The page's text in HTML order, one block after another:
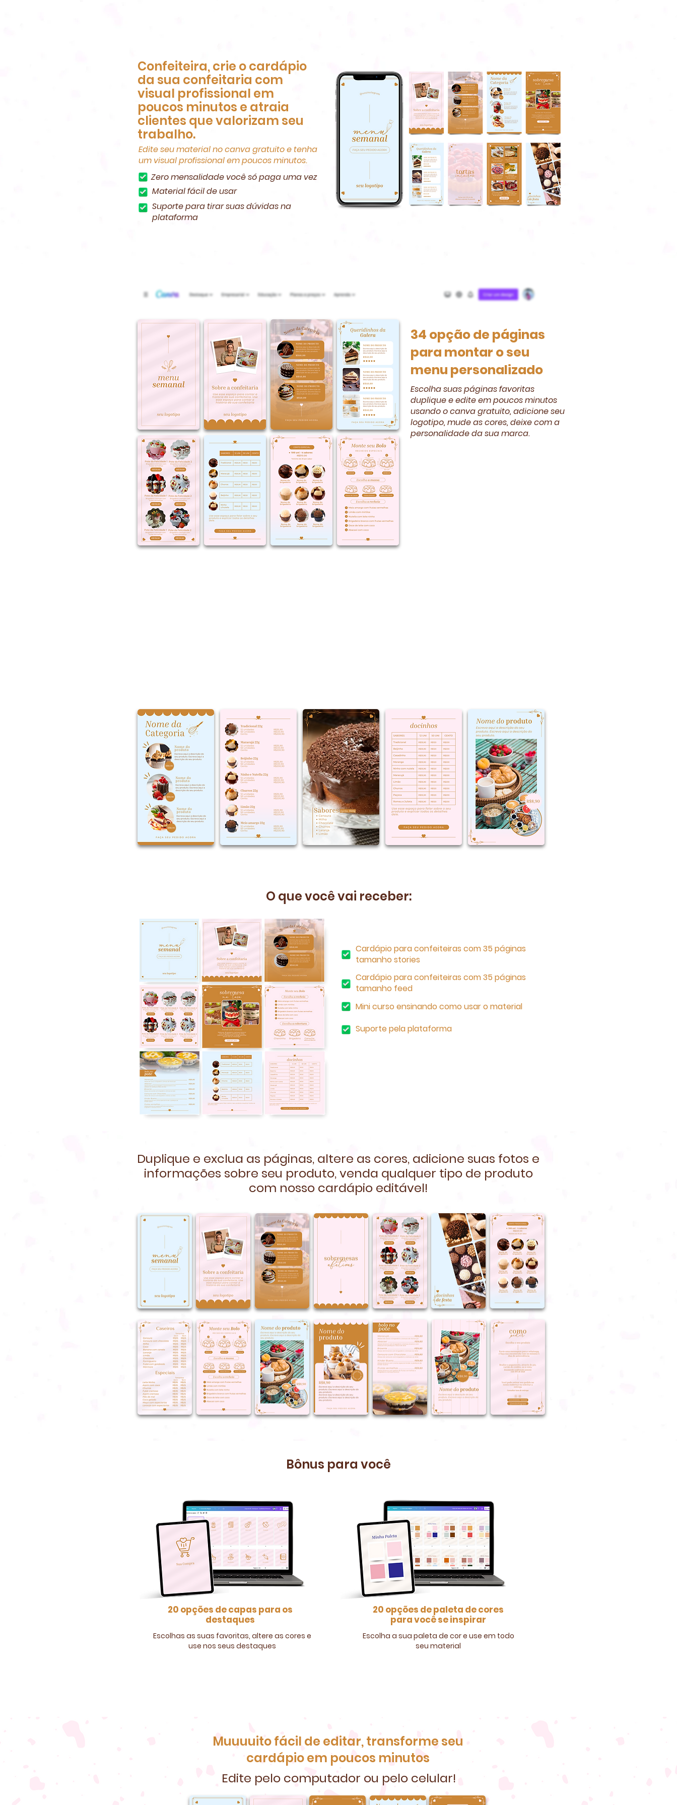
Edite seu material no canva gratuito e tenha
um visual profissional em poucos minutos.
Zero mensalidade você só paga uma vez
Material fácil de usar
Suporte para tirar suas dúvidas na
plataforma
Confeiteira, crie o cardápio
da sua confeitaria com
visual profissional em
poucos minutos e atraia
clientes que valorizam seu
trabalho.
34 opção de páginas
para montar o seu
menu personalizado
Escolha suas páginas favoritas
duplique e edite em poucos minutos
usando o canva gratuito, adicione seu
logotipo, mude as cores, deixe com a
personalidade da sua marca.
O que você vai receber:
Cardápio para confeiteiras com 35 páginas
tamanho stories
Cardápio para confeiteiras com 35 páginas
tamanho feed
Mini curso ensinando como usar o material
Suporte pela plataforma
Duplique e exclua as páginas, altere as cores, adicione suas fotos e
informações sobre seu produto, venda qualquer tipo de produto
com nosso cardápio editável!
20 opções de paleta de cores
para você se inspirar
Escolha a sua paleta de cor e use em todo
seu material
20 opções de capas para os
destaques
Escolhas as suas favoritas, altere as cores e
use nos seus destaques
Bônus para você
Muuuuito fácil de editar, transforme seu
cardápio em poucos minutos
Edite pelo computador ou pelo celular!